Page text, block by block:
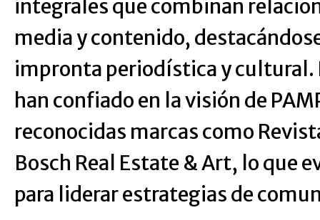
integrales que combinan
media y contenido,
impronta periodística y cultural.
han confiado en la visión de
reconocidas marcas como
Bosch Real Estate & Art, lo que
para liderar estrategias de